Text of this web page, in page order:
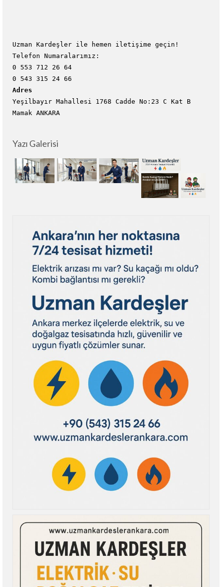
Uzman Kardeşler ile hemen iletişime geçin!
Telefon Numaralarımız:
0 553 712 26 64
0 543 315 24 66
Adres
Yeşilbayır Mahallesi 1768 Cadde No:23 C Kat B
Mamak ANKARA
Yazı Galerisi